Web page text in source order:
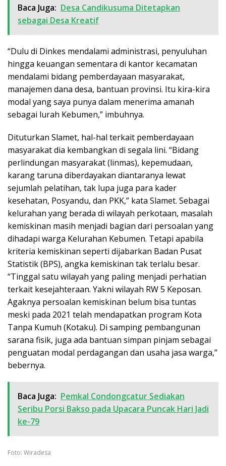
Baca Juga: Desa Candikusuma Ditetapkan
sebagai Desa Kreatif
“Dulu di Dinkes mendalami administrasi, penyuluhan
hingga keuangan sementara di kantor kecamatan
mendalami bidang pemberdayaan masyarakat,
manajemen dana desa, bantuan provinsi. Itu kira-kira
modal yang saya punya dalam menerima amanah
sebagai lurah Kebumen,” imbuhnya.
Dituturkan Slamet, hal-hal terkait pemberdayaan
masyarakat dia kembangkan di segala lini. “Bidang
perlindungan masyarakat (linmas), kepemudaan,
karang taruna diberdayakan diantaranya lewat
sejumlah pelatihan, tak lupa juga para kader
kesehatan, Posyandu, dan PKK,” kata Slamet. Sebagai
kelurahan yang berada di wilayah perkotaan, masalah
kemiskinan masih menjadi bagian dari persoalan yang
dihadapi warga Kelurahan Kebumen. Tetapi apabila
kriteria kemiskinan seperti dijabarkan Badan Pusat
Statistik (BPS), angka kemiskinan tak terlalu besar.
“Tinggal satu wilayah yang paling menjadi perhatian
terkait kesejahteraan. Yakni wilayah RW 5 Keposan.
Agaknya persoalan kemiskinan belum bisa tuntas
meski pada 2021 telah mendapatkan program Kota
Tanpa Kumuh (Kotaku). Di samping pembangunan
sarana fisik, juga ada bantuan simpan pinjam sebagai
penguatan modal perdagangan dan usaha jasa warga,”
bebernya.
Baca Juga: Pemkal Condongcatur Sediakan
Seribu Porsi Bakso pada Upacara Puncak Hari Jadi
ke-79
Foto: Wiradesa